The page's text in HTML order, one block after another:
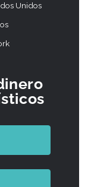
Unidos